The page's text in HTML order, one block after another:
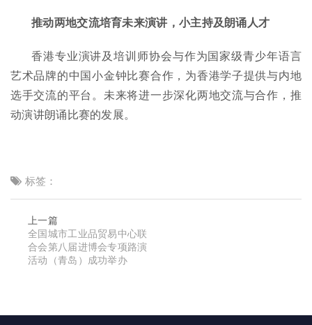
推动两地交流培育未来演讲，小主持及朗诵人才
香港专业演讲及培训师协会与作为国家级青少年语言
艺术品牌的中国小金钟比赛合作，为香港学子提供与内地
选手交流的平台。未来将进一步深化两地交流与合作，推
动演讲朗诵比赛的发展。
标签：
上一篇
全国城市工业品贸易中心联
合会第八届进博会专项路演
活动（青岛）成功举办